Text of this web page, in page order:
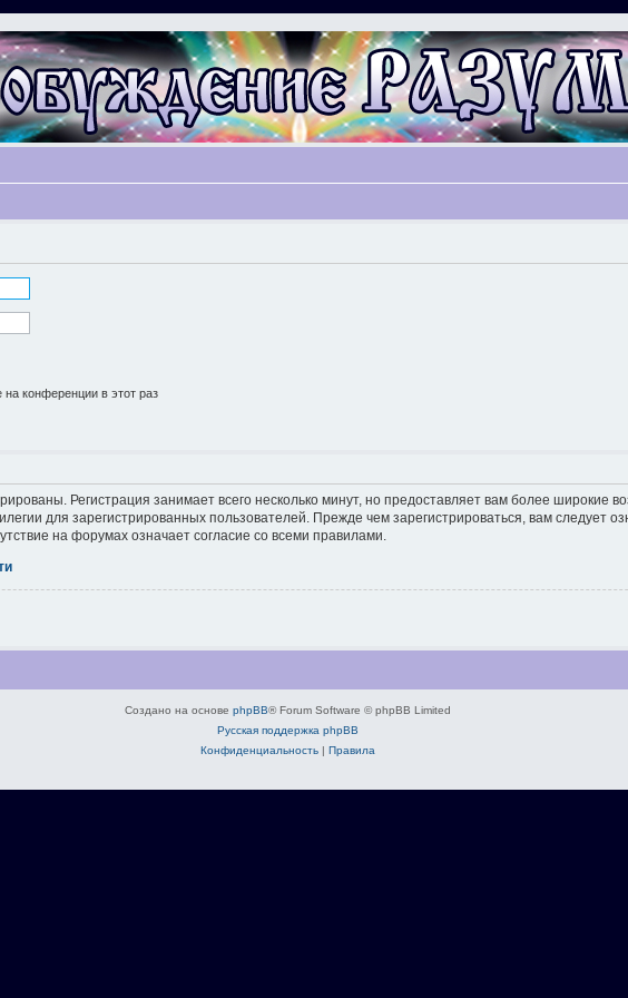
конференции в этот раз
Регистрация занимает всего несколько минут, но предоставляет вам более широкие
для зарегистрированных пользователей. Прежде чем зарегистрироваться, вам следует
на форумах означает согласие со всеми правилами.
Создано на основе phpBB® Forum Software © phpBB Limited
Русская поддержка phpBB
Конфиденциальность| Правила